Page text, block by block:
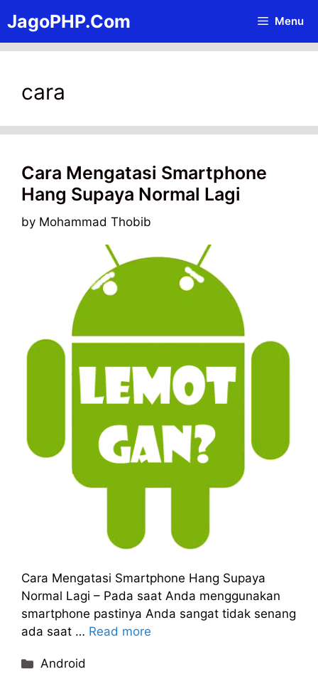
to
content
JagoPHP.Com Menu
cara
Cara Mengatasi Smartphone
Hang Supaya Normal Lagi
by Mohammad Thobib
Cara Mengatasi Smartphone Hang Supaya
Normal Lagi – Pada saat Anda menggunakan
smartphone pastinya Anda sangat tidak senang
ada saat … Read more
Categories
Android